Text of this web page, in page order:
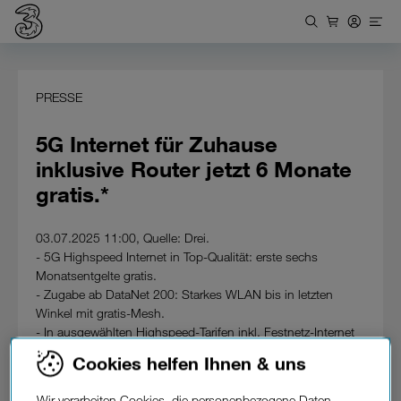
PRESSE
5G Internet für Zuhause
inklusive Router jetzt 6 Monate
gratis.*
03.07.2025 11:00, Quelle: Drei.
- 5G Highspeed Internet in Top-Qualität: erste sechs
Monatsentgelte gratis.
- Zugabe ab DataNet 200: Starkes WLAN bis in letzten
Winkel mit gratis-Mesh.
- In ausgewählten Highspeed-Tarifen inkl. Festnetz-Internet
mit 24-Monatsbindung.
- Keine Servicepauschale, 9,90 Euro Aktivierungsentgelt.
Cookies helfen Ihnen & uns